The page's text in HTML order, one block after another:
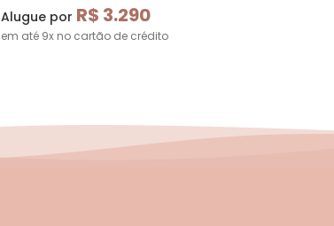
Alugue por R$ 3.290
em até 9x no cartão de crédito